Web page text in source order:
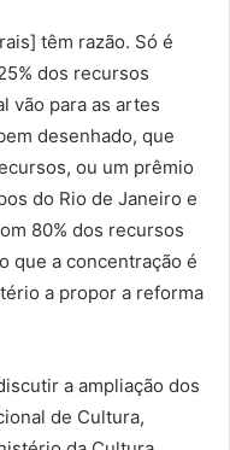
têm razão. Só é
dos recursos
vão para as artes
desenhado, que
ou um prêmio
do Rio de Janeiro e
80% dos recursos
que a concentração é
a propor a reforma
a ampliação dos
de Cultura,